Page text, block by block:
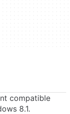
compatible
8.1.